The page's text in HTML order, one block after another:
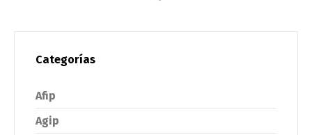
Categorías
Afip
Agip